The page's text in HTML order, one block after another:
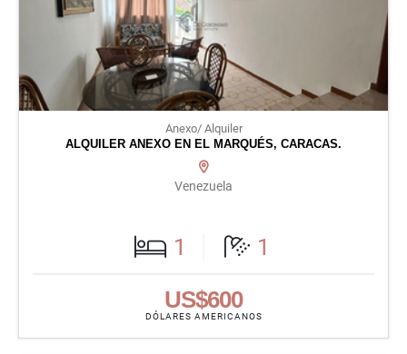
Anexo/ Alquiler
ALQUILER ANEXO EN EL MARQUÉS, CARACAS.
Venezuela
1 1
US$600
DÓLARES AMERICANOS